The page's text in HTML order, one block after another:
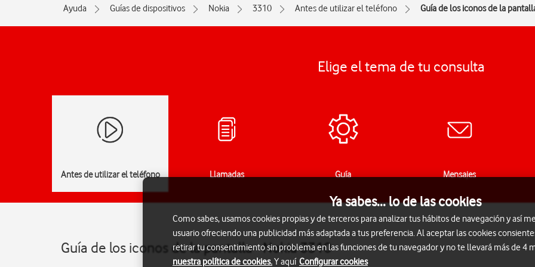
Ayuda Guías de dispositivos Nokia 3310 Antes de utilizar el teléfono Guía de los iconos de la
Elige el tema de tu consulta
Antes de utilizar el teléfono Llamadas Guía Mensajes
Guía de los iconos de la pantalla - Nokia 3310
Ya sabes... lo de las cookies
Como sabes, usamos cookies propias y de terceros para analizar tus hábitos de navegación y así
usuario ofreciendo una publicidad más adaptada a tus preferencia. Al aceptar las cookies
retirar tu consentimiento sin problema en las funciones de tu navegador y no te llevará más de 4
nuestra política de cookies.Y aquí Configurar cookies